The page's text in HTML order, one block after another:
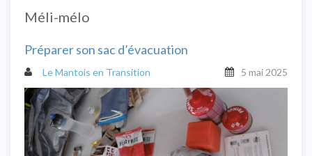
Méli-mélo
Préparer son sac d’évacuation
Le Mantois en Transition 5 mai 2025